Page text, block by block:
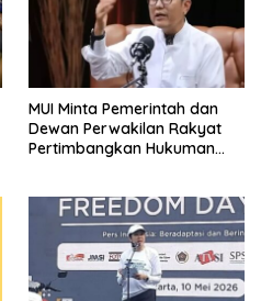
MUI Minta Pemerintah dan
Dewan Perwakilan Rakyat
Pertimbangkan Hukuman